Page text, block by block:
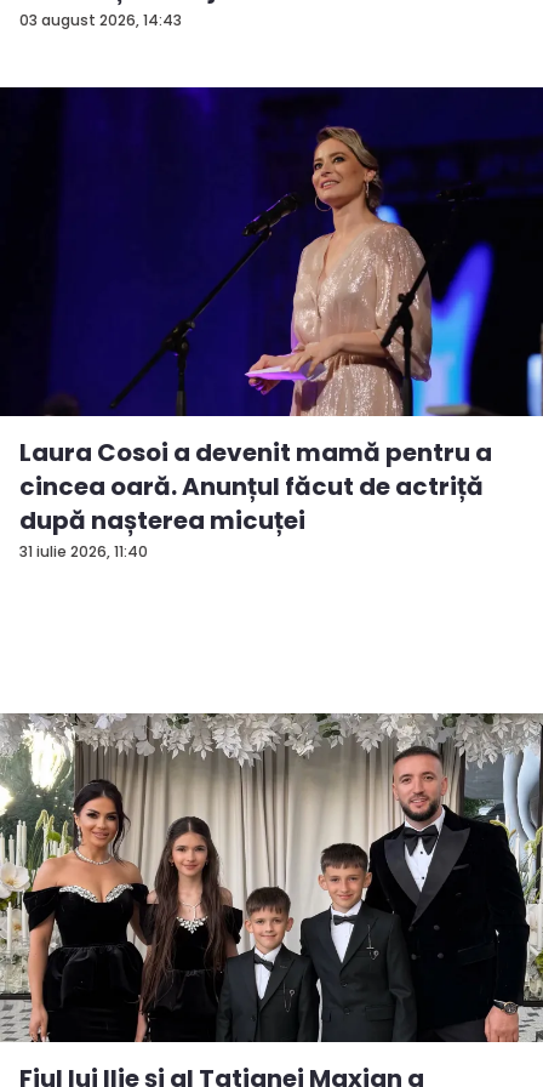
03 august 2026, 14:43
Interne...
31 iulie 2026, 11:40
Laura Cosoi a devenit mamă pentru a
cincea oară. Anunțul făcut de actriță
după nașterea micuței
Fiul lui Ilie și al Tatianei Maxian a